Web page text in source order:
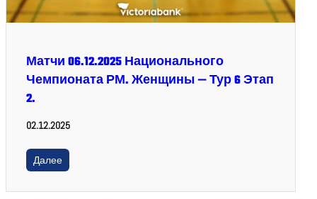
Матчи 06.12.2025 Национального
Чемпионата РМ. Женщины — Тур 6 Этап
2.
02.12.2025
Далее